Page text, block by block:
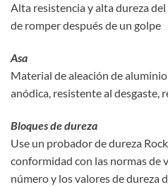
Alta resistencia y alta dureza
de romper después de un golpe
Asa
Material de aleación de
anódica, resistente al desgaste,
Bloques de dureza
Use un probador de dureza
conformidad con las normas de
número y los valores de dureza